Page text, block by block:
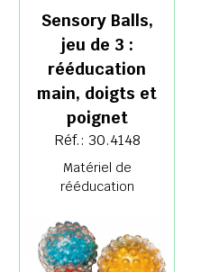
Sensory Balls,
jeu de 3 :
rééducation
main, doigts et
poignet
Réf.: 30.4148
Matériel de
rééducation